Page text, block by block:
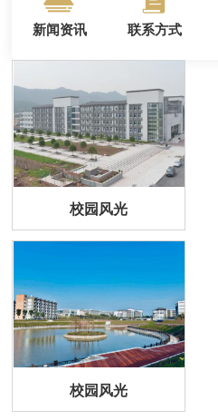
新闻资讯 联系方式
校园风光
校园风光